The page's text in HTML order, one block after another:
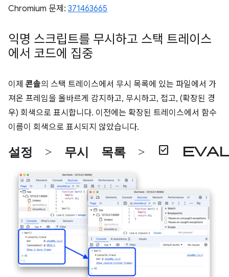
Chromium 문제: 371463665
익명 스크립트를 무시하고 스택 트레이스
에서 코드에 집중
이제 콘솔의 스택 트레이스에서 무시 목록에 있는 파일에서 가
져온 프레임을 올바르게 감지하고, 무시하고, 접고, (확장된 경
우) 회색으로 표시합니다. 이전에는 확장된 트레이스에서 함수
이름이 회색으로 표시되지 않았습니다.
설정 > 무시 목록 > check_box eval